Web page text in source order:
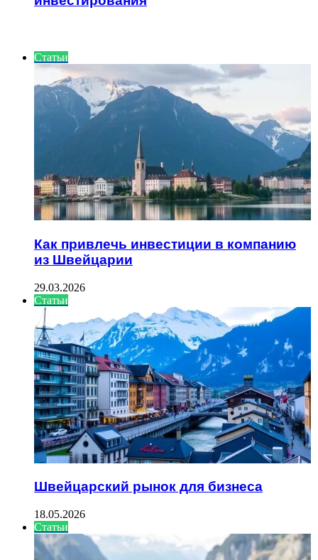
Статьи
Как привлечь инвестиции в компанию
из Швейцарии
29.03.2026
Статьи
Швейцарский рынок для бизнеса
18.05.2026
Статьи